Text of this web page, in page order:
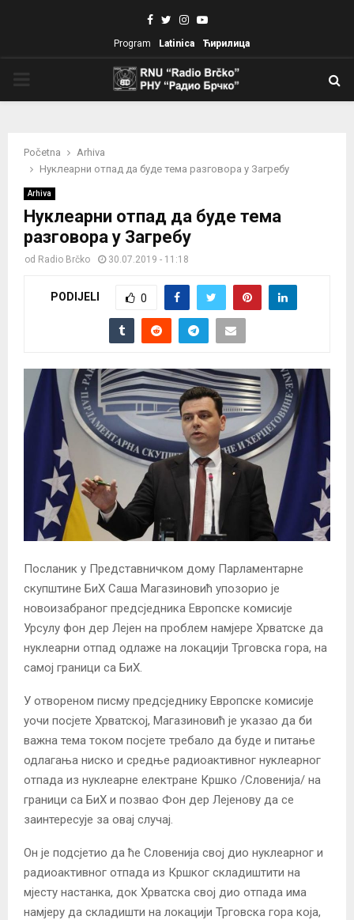
Facebook
TwitterInstagram
Youtube
Program Latinica Ћирилица
Početna
Arhiva
Нуклеарни отпад да буде тема разговора у Загребу
Arhiva
Нуклеарни отпад да буде тема
разговора у Загребу
od Radio Brčko 30.07.2019 - 11:18
PODIJELI 0
Посланик у Представничком дому Парламентарне
скупштине БиХ Саша Магазиновић упозорио је
новоизабраног предсједника Европске комисије
Урсулу фон дер Лејен на проблем намјере Хрватске да
нуклеарни отпад одлаже на локацији Трговска гора, на
самој граници са БиХ.
У отвореном писму предсједнику Европске комисије
уочи посјете Хрватској, Магазиновић је указао да би
важна тема током посјете требало да буде и питање
одлагања ниско и средње радиоактивног нуклеарног
отпада из нуклеарне електране Кршко /Словенија/ на
граници са БиХ и позвао Фон дер Лејенову да се
заинтересује за овај случај.
Он је подсјетио да ће Словенија свој дио нуклеарног и
радиоактивног отпада из Кршког складиштити на
мјесту настанка, док Хрватска свој дио отпада има
намјеру да складишти на локацији Трговска гора која,